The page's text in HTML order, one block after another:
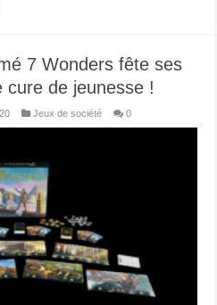
7 Wonders fête ses
cure de jeunesse !
Jeux de société 0